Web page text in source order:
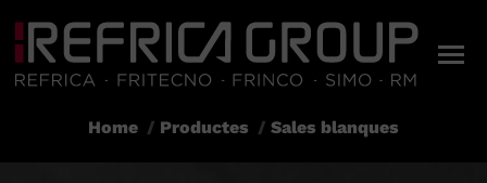
You are here:
Home Productes Sales blanques